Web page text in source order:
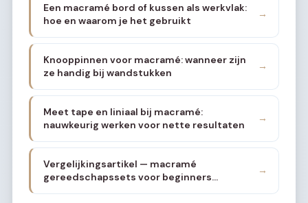
Een macramé bord of kussen als werkvlak:
hoe en waarom je het gebruikt
→
Knooppinnen voor macramé: wanneer zijn
ze handig bij wandstukken
→
Meet tape en liniaal bij macramé:
nauwkeurig werken voor nette resultaten
→
Vergelijkingsartikel — macramé
gereedschapssets voor beginners
→